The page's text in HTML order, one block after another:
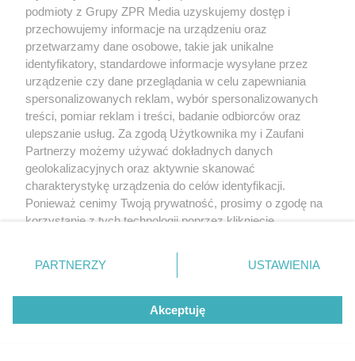
podmioty z Grupy ZPR Media uzyskujemy dostęp i
przechowujemy informacje na urządzeniu oraz
przetwarzamy dane osobowe, takie jak unikalne
identyfikatory, standardowe informacje wysyłane przez
urządzenie czy dane przeglądania w celu zapewniania
spersonalizowanych reklam, wybór spersonalizowanych
treści, pomiar reklam i treści, badanie odbiorców oraz
ulepszanie usług. Za zgodą Użytkownika my i Zaufani
Partnerzy możemy używać dokładnych danych
geolokalizacyjnych oraz aktywnie skanować
charakterystykę urządzenia do celów identyfikacji.
Ponieważ cenimy Twoją prywatność, prosimy o zgodę na
korzystanie z tych technologii poprzez kliknięcie
zmienić/wycofać klikając przycisk ustawień prywatności
znajdujący się w lewym dolnym rogu strony
rodzaje przetwarzania danych nie wymagają zgody
użytkownika, ale masz prawo sprzeciwić się takiemu
przetwarzaniu. Preferencje będą miały zastosowanie tylko
PARTNERZY USTAWIENIA
Akceptuję